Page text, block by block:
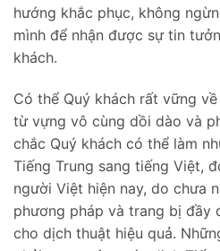
hướng khắc phục, không
mình để nhận được sự tin
khách.
Có thể Quý khách rất vững
từ vựng vô cùng dồi dào và
chắc Quý khách có thể làm
Tiếng Trung sang tiếng Việt,
người Việt hiện nay, do chưa
phương pháp và trang bị đầy
cho dịch thuật hiệu quả.